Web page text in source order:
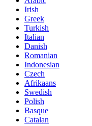
Irish
Greek
Turkish
Italian
Danish
Romanian
Indonesian
Czech
Afrikaans
Swedish
Polish
Basque
Catalan